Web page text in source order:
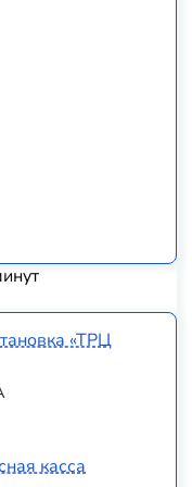
«ТРЦ
касса